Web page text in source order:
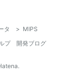
タ > MIPS
プ
開発ブログ